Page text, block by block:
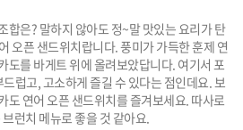
합은? 말하지 않아도 정~말 맛있는 요리가 탄
오픈 샌드위치랍니다. 풍미가 가득한 훈제 연
도를 바게트 위에 올려보았답니다. 여기서 포
럽고, 고소하게 즐길 수 있다는 점인데요. 보
도 연어 오픈 샌드위치를 즐겨보세요. 따사로
런치 메뉴로 좋을 것 같아요.